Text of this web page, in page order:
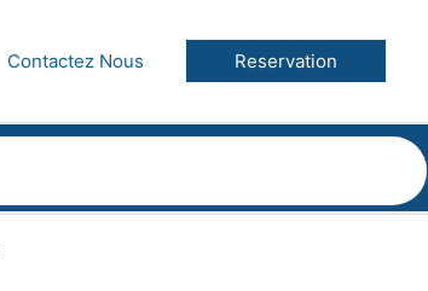
Contactez Nous Reservation